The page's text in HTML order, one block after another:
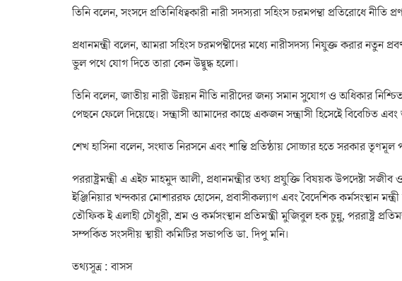
তিনি বলেন, সংসদে প্রতিনিধিত্বকারী নারী সদস্যরা সহিংস চরমপন্থা প্রতিরোধে নীতি
প্রধানমন্ত্রী বলেন, আমরা সহিংস চরমপন্থীদের মধ্যে নারীসদস্য নিযুক্ত করার নতুন
ভুল পথে যোগ দিতে তারা কেন উদ্বুদ্ধ হলো।
তিনি বলেন, জাতীয় নারী উন্নয়ন নীতি নারীদের জন্য সমান সুযোগ ও অধিকার
পেছনে ফেলে দিয়েছে। সন্ত্রাসী আমাদের কাছে একজন সন্ত্রাসী হিসেইে বিবেচিত
শেখ হাসিনা বলেন, সংঘাত নিরসনে এবং শান্তি প্রতিষ্ঠায় সোচ্চার হতে সরকার তৃণমূল
পররাষ্ট্রমন্ত্রী এ এইচ মাহমুদ আলী, প্রধানমন্ত্রীর তথ্য প্রযুক্তি বিষয়ক উপদেষ্টা
ইঞ্জিনিয়ার খন্দকার মোশাররফ হোসেন, প্রবাসীকল্যাণ এবং বৈদেশিক কর্মসংস্থান
তৌফিক ই এলাহী চৌধুরী, শ্রম ও কর্মসংস্থান প্রতিমস্ত্রী মুজিবুল হক চুন্নু, পররাষ্ট্র
সম্পর্কিত সংসদীয় স্থায়ী কমিটির সভাপতি ডা. দিপু মনি।
তথ্যসূত্র : বাসস